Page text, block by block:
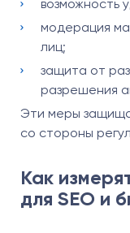
возможность
модерация
лиц;
защита от
разрешения
Эти меры
со стороны
Как
для SEO и